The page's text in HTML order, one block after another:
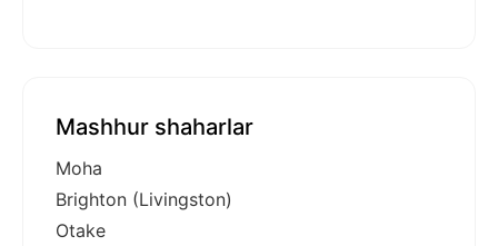
Mashhur shaharlar
Moha
Brighton (Livingston)
Otake